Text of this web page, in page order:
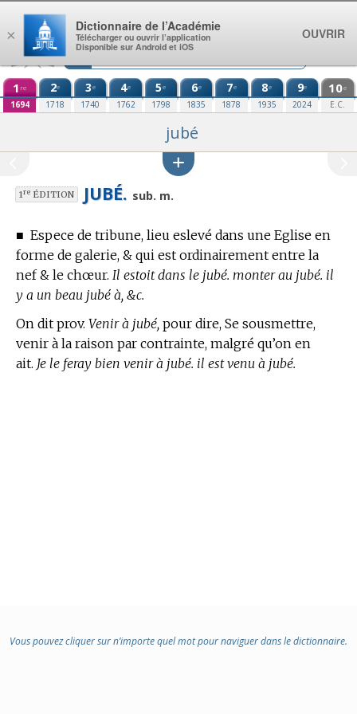
Aller au contenu
1 re
1694
2e
1718
3e
1740
4e
1762
5e
1798
6e
1835
7e
1878
8e
1935
9e
2024
10e
E.C.
jubé
1reÉDITION JUBÉ. sub. m.
■ Espece de tribune, lieu eslevé dans une Eglise en
forme de galerie, & qui est ordinairement entre la
nef & le chœur. Il estoit dans le jubé. monter au jubé. il
y a un beau jubé à, &c.
On dit prov. Venir à jubé, pour dire, Se sousmettre,
venir à la raison par contrainte, malgré qu’on en
ait. Je le feray bien venir à jubé. il est venu à jubé.
Vous pouvez cliquer sur n’importe quel mot pour naviguer dans le dictionnaire.
×
Dictionnaire de l’Académie
Télécharger ou ouvrir l’application
Disponible sur Android et iOS
OUVRIR